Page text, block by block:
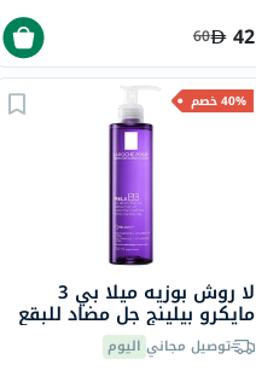
42
60
40% خصم
لا روش بوزيه ميلا بي 3
مايكرو بيلينج جل مضاد للبقع
والمنقي مع النياسيناميد 200
ملتوصيل مجاني اليوم